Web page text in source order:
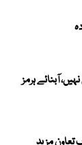
آبنائے ہرمز